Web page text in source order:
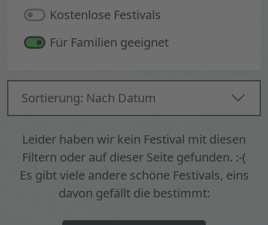
Kostenlose Festivals
Für Familien geeignet
Sortierung: Nach Datum
Leider haben wir kein Festival mit diesen
Filtern oder auf dieser Seite gefunden. :-(
Es gibt viele andere schöne Festivals, eins
davon gefällt die bestimmt: